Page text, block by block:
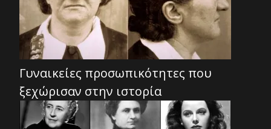
Γυναικείες προσωπικότητες που
ξεχώρισαν στην ιστορία